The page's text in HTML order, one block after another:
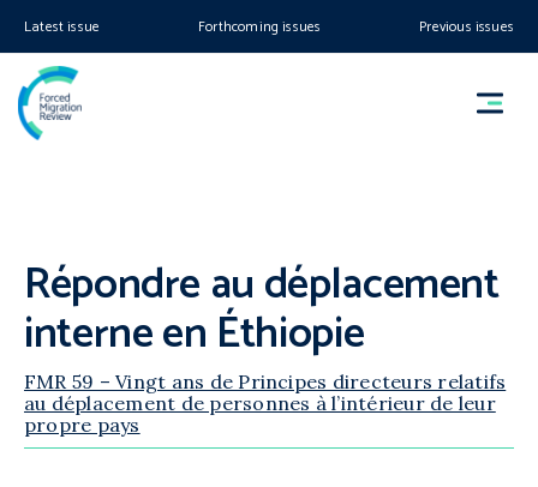
Latest issue Forthcoming issues Previous issues
Répondre au déplacement
interne en Éthiopie
FMR 59 – Vingt ans de Principes directeurs relatifs
au déplacement de personnes à l’intérieur de leur
propre pays